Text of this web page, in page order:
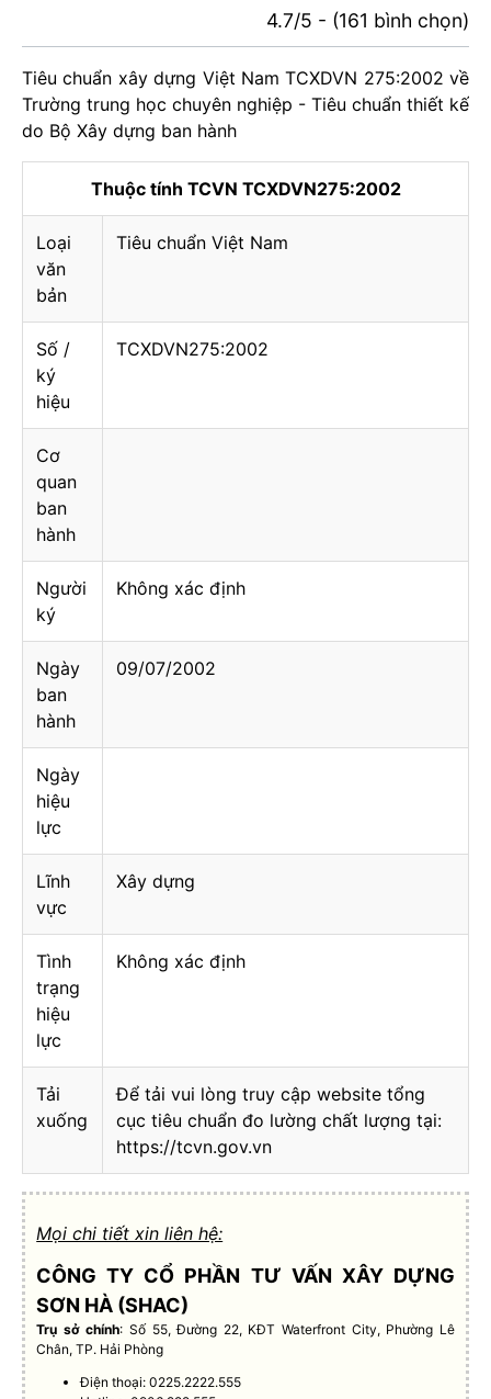
4.7/5 - (161 bình chọn)
Tiêu chuẩn xây dựng Việt Nam TCXDVN 275:2002 về
Trường trung học chuyên nghiệp - Tiêu chuẩn thiết kế
do Bộ Xây dựng ban hành
Thuộc tính TCVN TCXDVN275:2002
Loại
văn
bản
Tiêu chuẩn Việt Nam
Số /
ký
hiệu
TCXDVN275:2002
Cơ
quan
ban
hành
Người
ký
Không xác định
Ngày
ban
hành
09/07/2002
Ngày
hiệu
lực
Lĩnh
vực
Xây dựng
Tình
trạng
hiệu
lực
Không xác định
Tải
xuống
Để tải vui lòng truy cập website tổng
cục tiêu chuẩn đo lường chất lượng tại:
https://tcvn.gov.vn
Mọi chi tiết xin liên hệ:
CÔNG TY CỔ PHẦN TƯ VẤN XÂY DỰNG
SƠN HÀ (SHAC)
Trụ sở chính: Số 55, Đường 22, KĐT Waterfront City, Phường Lê
Chân, TP. Hải Phòng
Điện thoại: 0225.2222.555